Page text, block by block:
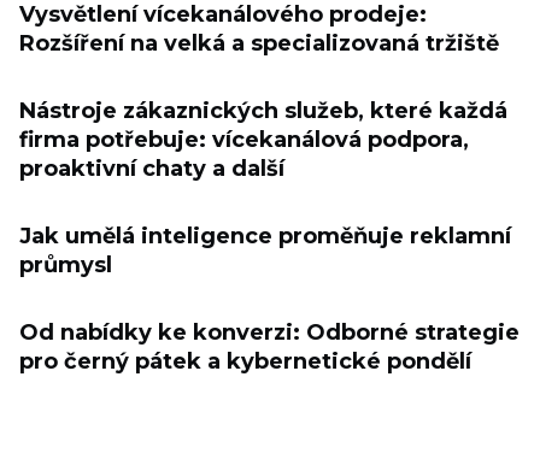
Vysvětlení vícekanálového prodeje:
Rozšíření na velká a specializovaná tržiště
Nástroje zákaznických služeb, které každá
firma potřebuje: vícekanálová podpora,
proaktivní chaty a další
Jak umělá inteligence proměňuje reklamní
průmysl
Od nabídky ke konverzi: Odborné strategie
pro černý pátek a kybernetické pondělí